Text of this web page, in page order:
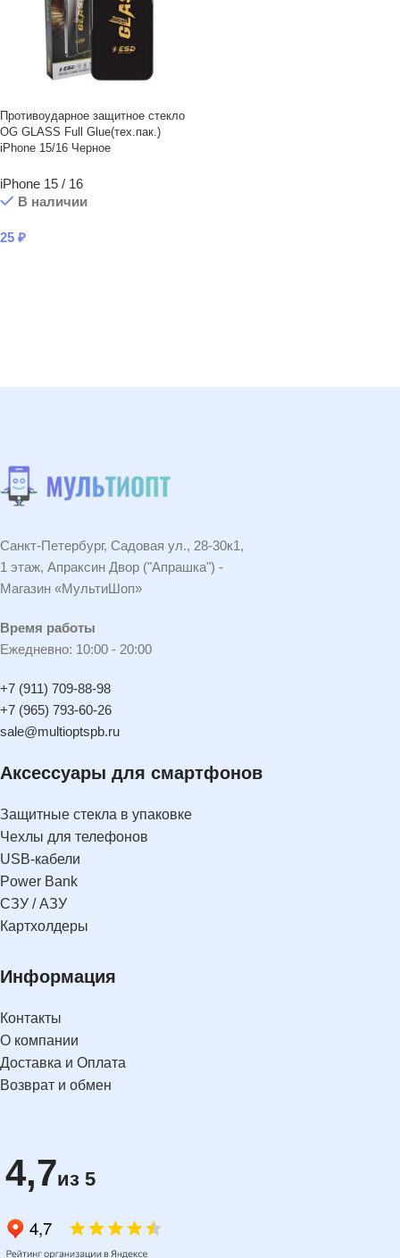
Противоударное защитное стекло
OG GLASS Full Glue(тех.пак.)
iPhone 15/16 Черное
iPhone 15 / 16
В наличии
25 ₽
Санкт-Петербург, Садовая ул., 28-30к1,
1 этаж, Апраксин Двор ("Апрашка") -
Магазин «МультиШоп»
Время работы
Ежедневно: 10:00 - 20:00
+7 (911) 709-88-98
+7 (965) 793-60-26
sale@multioptspb.ru
Аксессуары для смартфонов
Защитные стекла в упаковке
Чехлы для телефонов
USB-кабели
Power Bank
СЗУ / АЗУ
Картхолдеры
Информация
Контакты
О компании
Доставка и Оплата
Возврат и обмен
4,7из 5